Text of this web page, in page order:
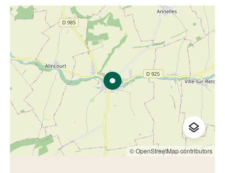
© OpenStreetMap contributors